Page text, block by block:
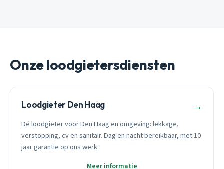
Onze loodgietersdiensten
Loodgieter Den Haag →
Dé loodgieter voor Den Haag en omgeving: lekkage,
verstopping, cv en sanitair. Dag en nacht bereikbaar, met 10
jaar garantie op ons werk.
Meer informatie